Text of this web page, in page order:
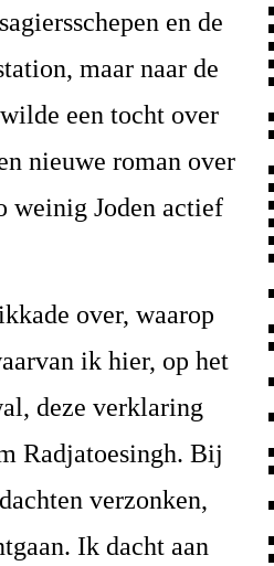
en de
maar naar de
een tocht over
nieuwe roman over
weinig Joden actief
over, waarop
ik hier, op het
deze verklaring
Radjatoesingh. Bij
verzonken,
Ik dacht aan